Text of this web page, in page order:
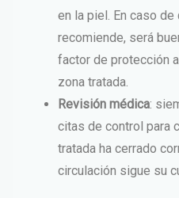
en la piel. En caso
recomiende, será
factor de protección
zona tratada.
Revisión médica:
citas de control para
tratada ha cerrado
circulación sigue su